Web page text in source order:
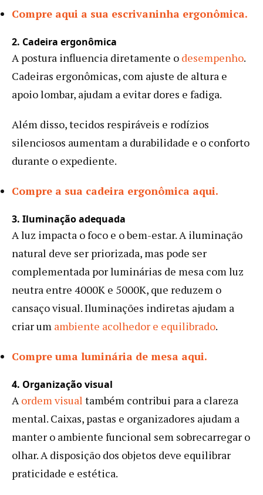
Compre aqui a sua escrivaninha ergonômica.
2. Cadeira ergonômica
A postura influencia diretamente o desempenho.
Cadeiras ergonômicas, com ajuste de altura e
apoio lombar, ajudam a evitar dores e fadiga.
Além disso, tecidos respiráveis e rodízios
silenciosos aumentam a durabilidade e o conforto
durante o expediente.
Compre a sua cadeira ergonômica aqui.
3. Iluminação adequada
A luz impacta o foco e o bem-estar. A iluminação
natural deve ser priorizada, mas pode ser
complementada por luminárias de mesa com luz
neutra entre 4000K e 5000K, que reduzem o
cansaço visual. Iluminações indiretas ajudam a
criar um ambiente acolhedor e equilibrado.
Compre uma luminária de mesa aqui.
4. Organização visual
Aordem visual também contribui para a clareza
mental. Caixas, pastas e organizadores ajudam a
manter o ambiente funcional sem sobrecarregar o
olhar. A disposição dos objetos deve equilibrar
praticidade e estética.